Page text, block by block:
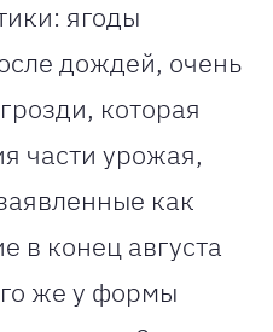
ягоды
дождей, очень
которая
части урожая,
как
в конец августа
же у формы